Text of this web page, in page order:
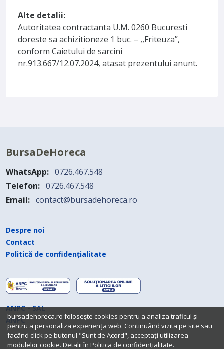
Alte detalii:
Autoritatea contractanta U.M. 0260 Bucuresti
doreste sa achizitioneze 1 buc. – ,,Friteuza”,
conform Caietului de sarcini
nr.913.667/12.07.2024, atasat prezentului anunt.
bursadehoreca.ro folosește cookies pentru a analiza traficul și
pentru a personaliza experiența web. Continuând vizita pe site sau
facând click pe butonul "Sunt de Acord", acceptați utilizarea
modulelor cookie. Detalii în Politica de confidențialitate.
BursaDeHoreca
WhatsApp: 0726.467.548
Telefon: 0726.467.548
Email: contact@bursadehoreca.ro
Despre noi
Contact
Politică de confidențialitate
ANPC - SAL
ANPC